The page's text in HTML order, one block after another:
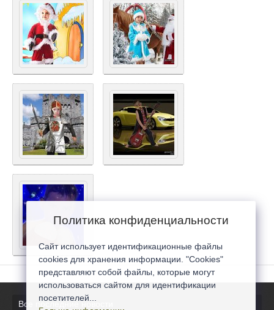
Все последние новости
Политика конфиденциальности
Сайт использует идентификационные файлы
cookies для хранения информации. "Cookies"
представляют собой файлы, которые могут
использоваться сайтом для идентификации
посетителей...